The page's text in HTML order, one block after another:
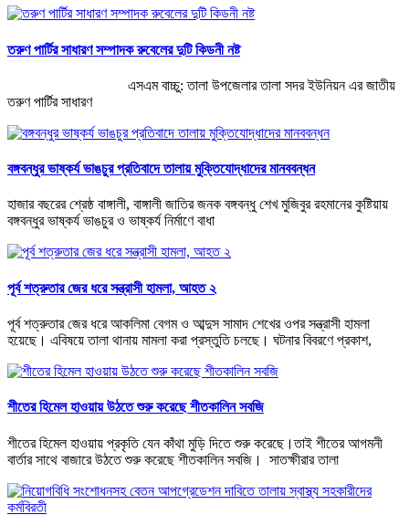
তরুণ পার্টির সাধারণ সম্পাদক রুবেলের দুটি কিডনী নষ্ট
এসএম বাচ্চু: তালা উপজেলার তালা সদর ইউনিয়ন এর জাতীয়
তরুণ পার্টির সাধারণ
বঙ্গবন্ধুর ভাষ্কর্য ভাঙচুর প্রতিবাদে তালায় মুক্তিযোদ্ধাদের মানববন্ধন
হাজার বছরের শ্রেষ্ঠ বাঙ্গালী, বাঙ্গালী জাতির জনক বঙ্গবন্ধু শেখ মুজিবুর রহমানের কুষ্টিয়ায়
বঙ্গবন্ধুর ভাষ্কর্য ভাঙচুর ও ভাষ্কর্য নির্মাণে বাধা
পূর্ব শত্রুতার জের ধরে সন্ত্রাসী হামলা, আহত ২
পূর্ব শত্রুতার জের ধরে আকলিমা বেগম ও আব্দুস সামাদ শেখের ওপর সন্ত্রাসী হামলা
হয়েছে। এবিষয়ে তালা থানায় মামলা করা প্রস্তুতি চলছে। ঘটনার বিবরণে প্রকাশ,
শীতের হিমেল হাওয়ায় উঠতে শুরু করেছে শীতকালিন সবজি
শীতের হিমেল হাওয়ায় প্রকৃতি যেন কাঁথা মুড়ি দিতে শুরু করেছে।তাই শীতের আগমনী
বার্তার সাথে বাজারে উঠতে শুরু করেছে শীতকালিন সবজি। সাতক্ষীরার তালা